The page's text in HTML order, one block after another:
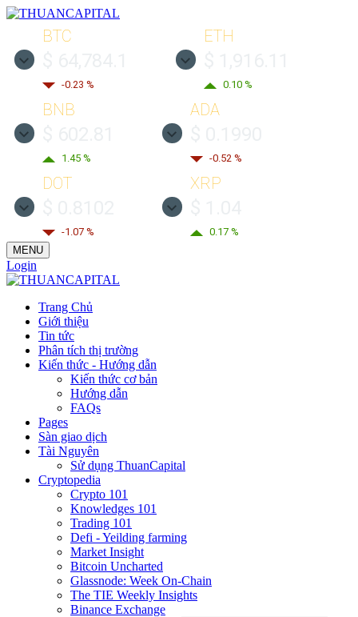
BTC
-0.23 %
ETH
0.10 %
BNB
1.45 %
ADA
-0.52 %
DOT
-1.07 %
XRP
0.17 %
MENU
Login
Trang Chủ
Giới thiệu
Tin tức
Phân tích thị trường
Kiến thức - Hướng dẫn
Kiến thức cơ bản
Hướng dẫn
FAQs
Pages
Sàn giao dịch
Tài Nguyên
Sử dụng ThuanCapital
Cryptopedia
Crypto 101
Knowledges 101
Trading 101
Defi - Yeilding farming
Market Insight
Bitcoin Uncharted
Glassnode: Week On-Chain
The TIE Weekly Insights
Binance Exchange